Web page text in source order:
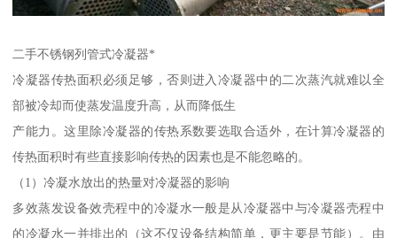
二手不锈钢列管式冷凝器*
冷凝器传热面积必须足够，否则进入冷凝器中的二次蒸汽就难以全
部被冷却而使蒸发温度升高，从而降低生
产能力。这里除冷凝器的传热系数要选取合适外，在计算冷凝器的
传热面积时有些直接影响传热的因素也是不能忽略的。
（1）冷凝水放出的热量对冷凝器的影响
多效蒸发设备效壳程中的冷凝水一般是从冷凝器中与冷凝器壳程中
的冷凝水一并排出的（这不仅设备结构简单，更主要是节能）。由